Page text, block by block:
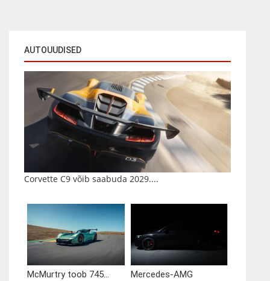
AUTOUUDISED
Corvette C9 võib saabuda 2029....
McMurtry toob 745...
Mercedes-AMG